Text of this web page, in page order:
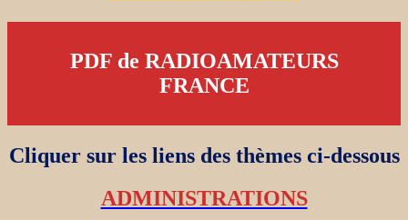
PDF de RADIOAMATEURS
FRANCE
Cliquer sur les liens des thèmes ci-dessous
ADMINISTRATIONS